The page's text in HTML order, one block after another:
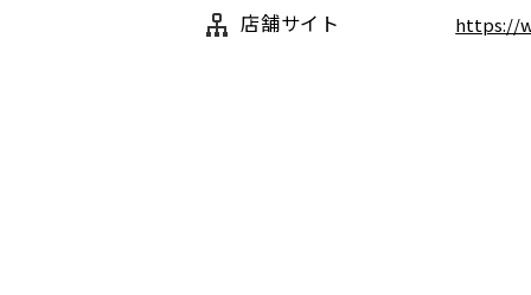
店舗サイト https://